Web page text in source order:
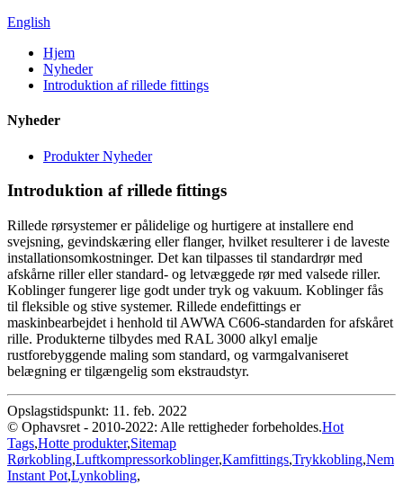
English
Hjem
Nyheder
Introduktion af rillede fittings
Nyheder
Produkter Nyheder
Introduktion af rillede fittings
Rillede rørsystemer er pålidelige og hurtigere at installere end
svejsning, gevindskæring eller flanger, hvilket resulterer i de laveste
installationsomkostninger. Det kan tilpasses til standardrør med
afskårne riller eller standard- og letvæggede rør med valsede riller.
Koblinger fungerer lige godt under tryk og vakuum. Koblinger fås
til fleksible og stive systemer. Rillede endefittings er
maskinbearbejdet i henhold til AWWA C606-standarden for afskåret
rille. Produkterne tilbydes med RAL 3000 alkyl emalje
rustforebyggende maling som standard, og varmgalvaniseret
belægning er tilgængelig som ekstraudstyr.
Opslagstidspunkt: 11. feb. 2022
© Ophavsret - 2010-2022: Alle rettigheder forbeholdes.Hot
Tags,Hotte produkter,Sitemap
Rørkobling,Luftkompressorkoblinger,Kamfittings,Trykkobling,Nem
Instant Pot,Lynkobling,